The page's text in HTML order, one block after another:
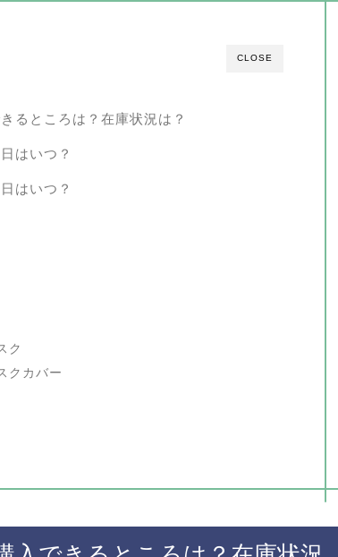
CLOSE
るところは？在庫状況は？
はいつ？
はいつ？
ク
クカバー